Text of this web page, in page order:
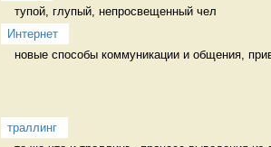
тупой, глупый, непросвещенный чел
Интернет
новые способы коммуникации и общения,
траллинг